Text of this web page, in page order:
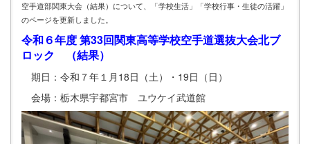
空手道部関東大会（結果） について、「学校生活」「学校行事・生徒の活躍」
のページを更新しました。
令和６年度 第33回関東高等学校空手道選抜大会北ブ
ロック （結果）
期日：令和７年１月18日（土）・19日（日）
会場：栃木県宇都宮市 ユウケイ武道館